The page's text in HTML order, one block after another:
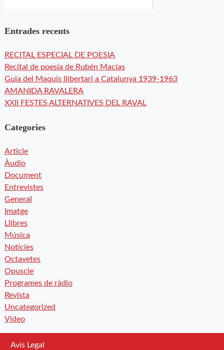
Entrades recents
RECITAL ESPECIAL DE POESIA
Recital de poesía de Rubén Macías
Guia del Maquis llibertari a Catalunya 1939-1963
AMANIDA RAVALERA
XXII FESTES ALTERNATIVES DEL RAVAL
Categories
Article
Àudio
Document
Entrevistes
General
Imatge
Llibres
Música
Notícies
Octavetes
Opuscle
Programes de ràdio
Revista
Uncategorized
Video
Avís Legal